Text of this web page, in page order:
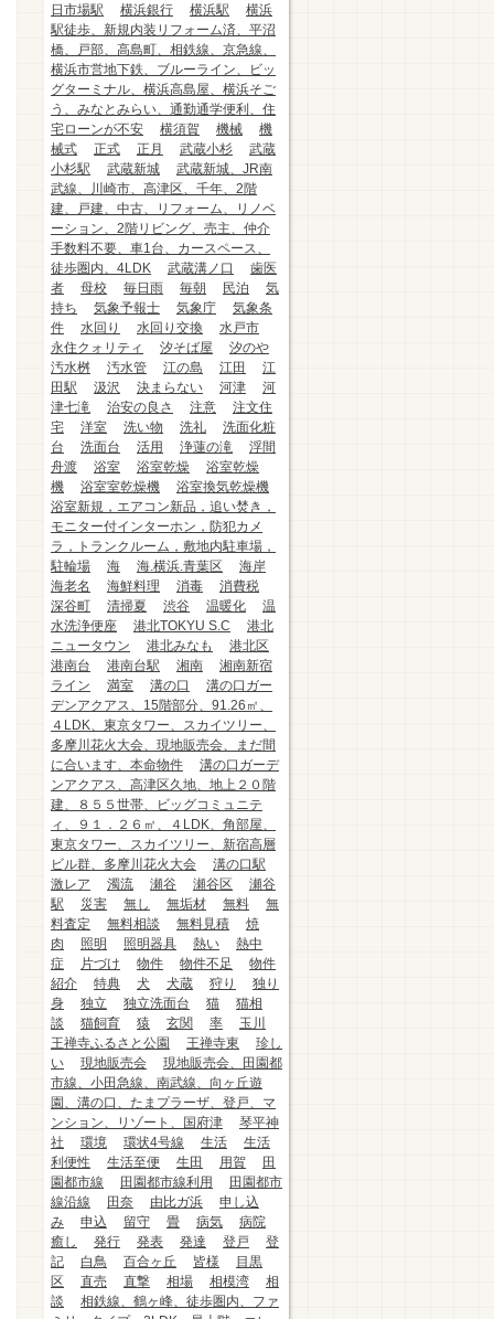
日市場駅
横浜銀行 横浜駅
横浜
駅徒歩、新規内装リフォーム済、平沼
橋、戸部、高島町、相鉄線、京急線、
横浜市営地下鉄、ブルーライン、ビッ
グターミナル、横浜高島屋、横浜そご
う、みなとみらい、通勤通学便利、住
宅ローンが不安
横須賀 機械
機
械式
正式 正月 武蔵小杉
武蔵
小杉駅
武蔵新城
武蔵新城、JR南
武線、川崎市、高津区、千年、2階
建、戸建、中古、リフォーム、リノベ
ーション、2階リビング、売主、仲介
手数料不要、車1台、カースペース、
徒歩圏内、4LDK
武蔵溝ノ口
歯医
者
母校 毎日雨 毎朝 民泊
気
持ち
気象予報士 気象庁
気象条
件
水回り 水回り交換
水戸市
永住クォリティ
汐そば屋
汐のや
汚水桝
汚水管 江の島 江田
江
田駅
汲沢 決まらない 河津
河
津七滝
治安の良さ 注意
注文住
宅
洋室 洗い物 洗礼
洗面化粧
台
洗面台 活用 浄蓮の滝
浮間
舟渡
浴室 浴室乾燥
浴室乾燥
機
浴室室乾燥機
浴室換気乾燥機
浴室新規，エアコン新品，追い焚き，
モニター付インターホン，防犯カメ
ラ，トランクルーム，敷地内駐車場，
駐輪場
海 海.横浜.青葉区
海岸
海老名
海鮮料理 消毒
消費税
深谷町
清掃夏 渋谷 温暖化
温
水洗浄便座
港北TOKYU S.C
港北
ニュータウン
港北みなも
港北区
港南台
港南台駅 湘南
湘南新宿
ライン
満室 溝の口
溝の口ガー
デンアクアス、15階部分、91.26㎡、
４LDK、東京タワー、スカイツリー、
多摩川花火大会、現地販売会、まだ間
に合います、本命物件
溝の口ガーデ
ンアクアス、高津区久地、地上２０階
建、８５５世帯、ビッグコミュニテ
ィ、９１．２６㎡、４LDK、角部屋、
東京タワー、スカイツリー、新宿高層
ビル群、多摩川花火大会
溝の口駅
激レア
濁流 瀬谷 瀬谷区
瀬谷
駅
災害 無し 無垢材 無料
無
料査定
無料相談 無料見積
焼
肉
照明 照明器具 熱い
熱中
症
片づけ 物件 物件不足
物件
紹介
特典 犬 犬蔵 狩り
独り
身
独立 独立洗面台 猫
猫相
談
猫飼育 猿 玄関 率
玉川
王禅寺ふるさと公園
王禅寺東
珍し
い
現地販売会
現地販売会、田園都
市線、小田急線、南武線、向ヶ丘遊
園、溝の口、たまプラーザ、登戸、マ
ンション、リゾート、国府津
琴平神
社
環境 環状4号線 生活
生活
利便性
生活至便 生田 用賀
田
園都市線
田園都市線利用
田園都市
線沿線
田奈 由比ガ浜
申し込
み
申込 留守 畳 病気
病院
癒し
発行 発表 発達 登戸
登
記
白鳥 百合ヶ丘 皆様
目黒
区
直売 直撃 相場 相模湾
相
談
相鉄線、鶴ヶ峰、徒歩圏内、ファ